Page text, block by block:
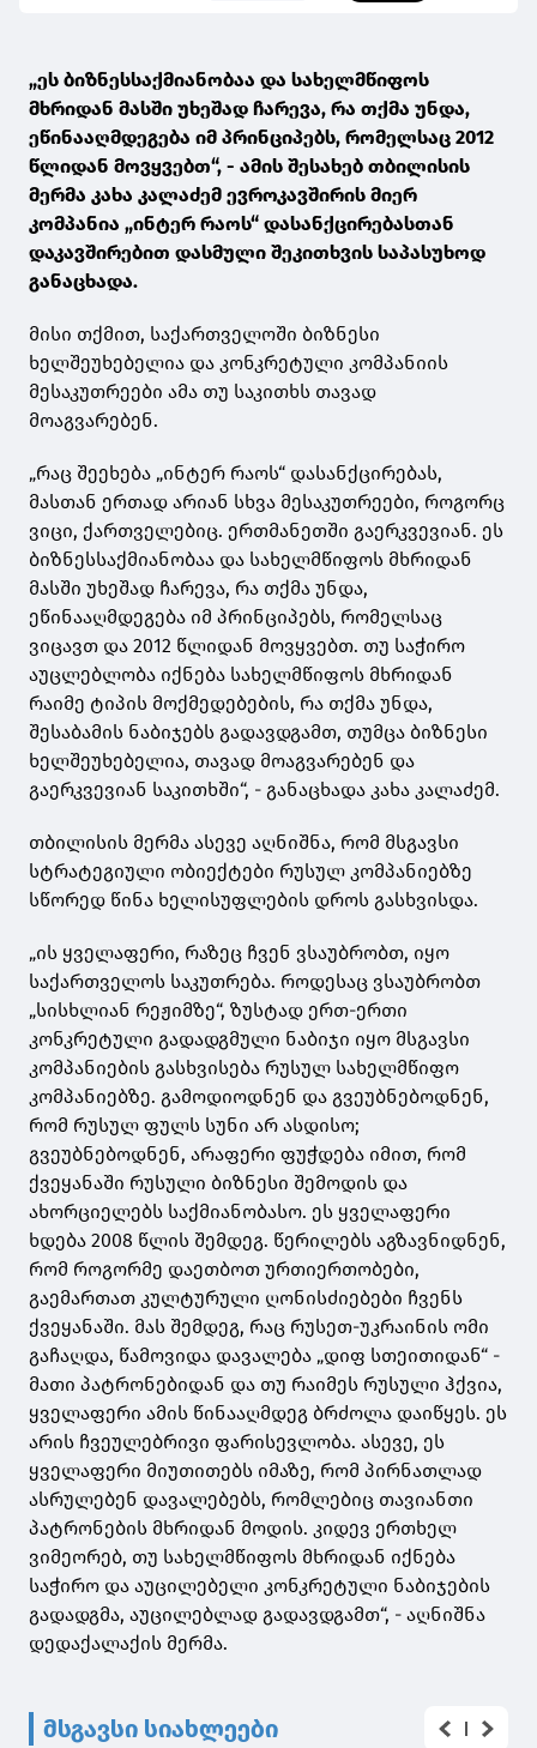
„ეს ბიზნესსაქმიანობაა და სახელმწიფოს
მხრიდან მასში უხეშად ჩარევა, რა თქმა უნდა,
ეწინააღმდეგება იმ პრინციპებს, რომელსაც 2012
წლიდან მოვყვებთ“, - ამის შესახებ თბილისის
მერმა კახა კალაძემ ევროკავშირის მიერ
კომპანია „ინტერ რაოს“ დასანქცირებასთან
დაკავშირებით დასმული შეკითხვის საპასუხოდ
განაცხადა.
მისი თქმით, საქართველოში ბიზნესი
ხელშეუხებელია და კონკრეტული კომპანიის
მესაკუთრეები ამა თუ საკითხს თავად
მოაგვარებენ.
„რაც შეეხება „ინტერ რაოს“ დასანქცირებას,
მასთან ერთად არიან სხვა მესაკუთრეები, როგორც
ვიცი, ქართველებიც. ერთმანეთში გაერკვევიან. ეს
ბიზნესსაქმიანობაა და სახელმწიფოს მხრიდან
მასში უხეშად ჩარევა, რა თქმა უნდა,
ეწინააღმდეგება იმ პრინციპებს, რომელსაც
ვიცავთ და 2012 წლიდან მოვყვებთ. თუ საჭირო
აუცლებლობა იქნება სახელმწიფოს მხრიდან
რაიმე ტიპის მოქმედებების, რა თქმა უნდა,
შესაბამის ნაბიჯებს გადავდგამთ, თუმცა ბიზნესი
ხელშეუხებელია, თავად მოაგვარებენ და
გაერკვევიან საკითხში“, - განაცხადა კახა კალაძემ.
თბილისის მერმა ასევე აღნიშნა, რომ მსგავსი
სტრატეგიული ობიექტები რუსულ კომპანიებზე
სწორედ წინა ხელისუფლების დროს გასხვისდა.
„ის ყველაფერი, რაზეც ჩვენ ვსაუბრობთ, იყო
საქართველოს საკუთრება. როდესაც ვსაუბრობთ
„სისხლიან რეჟიმზე“, ზუსტად ერთ-ერთი
კონკრეტული გადადგმული ნაბიჯი იყო მსგავსი
კომპანიების გასხვისება რუსულ სახელმწიფო
კომპანიებზე. გამოდიოდნენ და გვეუბნებოდნენ,
რომ რუსულ ფულს სუნი არ ასდისო;
გვეუბნებოდნენ, არაფერი ფუჭდება იმით, რომ
ქვეყანაში რუსული ბიზნესი შემოდის და
ახორციელებს საქმიანობასო. ეს ყველაფერი
ხდება 2008 წლის შემდეგ. წერილებს აგზავნიდნენ,
რომ როგორმე დაეთბოთ ურთიერთობები,
გაემართათ კულტურული ღონისძიებები ჩვენს
ქვეყანაში. მას შემდეგ, რაც რუსეთ-უკრაინის ომი
გაჩაღდა, წამოვიდა დავალება „დიფ სთეითიდან“ -
მათი პატრონებიდან და თუ რაიმეს რუსული ჰქვია,
ყველაფერი ამის წინააღმდეგ ბრძოლა დაიწყეს. ეს
არის ჩვეულებრივი ფარისევლობა. ასევე, ეს
ყველაფერი მიუთითებს იმაზე, რომ პირნათლად
ასრულებენ დავალებებს, რომლებიც თავიანთი
პატრონების მხრიდან მოდის. კიდევ ერთხელ
ვიმეორებ, თუ სახელმწიფოს მხრიდან იქნება
საჭირო და აუცილებელი კონკრეტული ნაბიჯების
გადადგმა, აუცილებლად გადავდგამთ“, - აღნიშნა
დედაქალაქის მერმა.
მსგავსი სიახლეები